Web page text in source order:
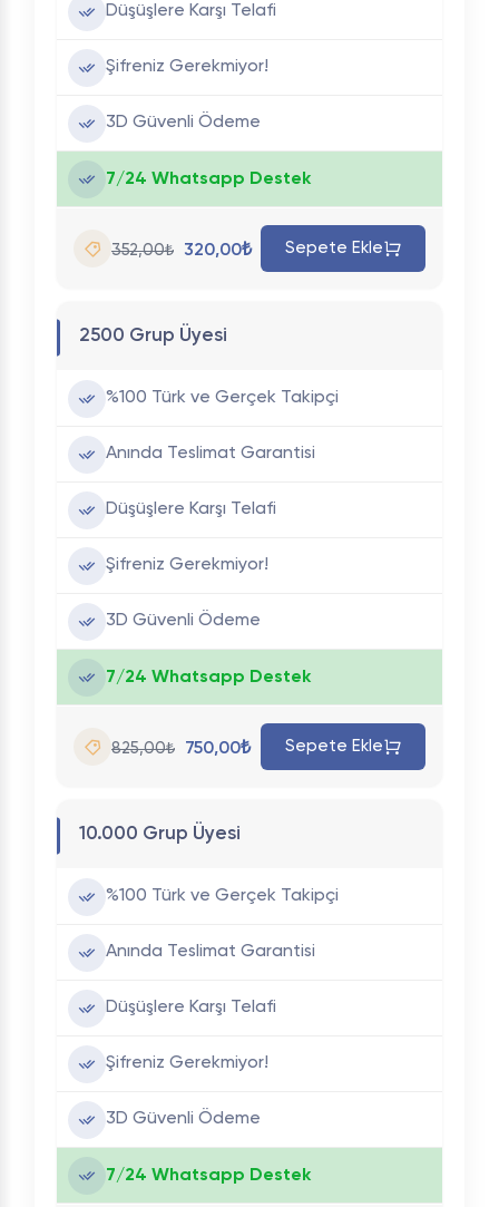
Düşüşlere Karşı Telafi
Şifreniz Gerekmiyor!
3D Güvenli Ödeme
7/24 Whatsapp Destek
352,00₺ 320,00₺ Sepete Ekle
2500 Grup Üyesi
%100 Türk ve Gerçek Takipçi
Anında Teslimat Garantisi
Düşüşlere Karşı Telafi
Şifreniz Gerekmiyor!
3D Güvenli Ödeme
7/24 Whatsapp Destek
825,00₺ 750,00₺ Sepete Ekle
10.000 Grup Üyesi
%100 Türk ve Gerçek Takipçi
Anında Teslimat Garantisi
Düşüşlere Karşı Telafi
Şifreniz Gerekmiyor!
3D Güvenli Ödeme
7/24 Whatsapp Destek